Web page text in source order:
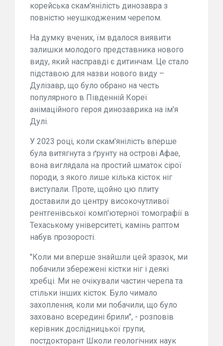
корейська скам'янілість динозавра з
повністю неушкодженим черепом.
На думку вчених, їм вдалося виявити
залишки молодого представника нового
виду, який насправді є дитинчам. Це стало
підставою для назви нового виду –
Дулізавр, що було обрано на честь
популярного в Південній Кореї
анімаційного героя динозаврика на ім'я
Дулі.
У 2023 році, коли скам'янілість вперше
була витягнута з ґрунту на острові Афае,
вона виглядала на простий шматок сірої
породи, з якого лише кілька кісток ніг
виступали. Проте, щойно цю плиту
доставили до центру високочутливої
рентгенівської комп'ютерної томографії в
Техаському університеті, камінь раптом
набув прозорості.
"Коли ми вперше знайшли цей зразок, ми
побачили збережені кістки ніг і деякі
хребці. Ми не очікували частин черепа та
стільки інших кісток. Було чимало
захоплення, коли ми побачили, що було
заховано всередині брили", - розповів
керівник дослідницької групи,
постдокторант Школи геологічних наук